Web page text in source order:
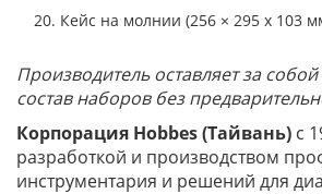
Кейс на молнии (256 × 295 x 103
Производитель оставляет за
состав наборов без
Корпорация Hobbes (Тайвань) с
разработкой и производством
инструментария и решений для